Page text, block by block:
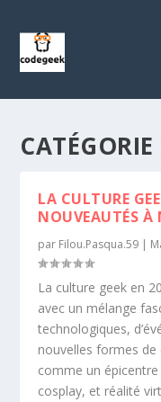
LA CULTURE
NOUVEAUTÉS À
par Filou.Pasqua.59 |
La culture geek en
avec un mélange
technologiques,
nouvelles formes de
comme un
cosplay, et réalité